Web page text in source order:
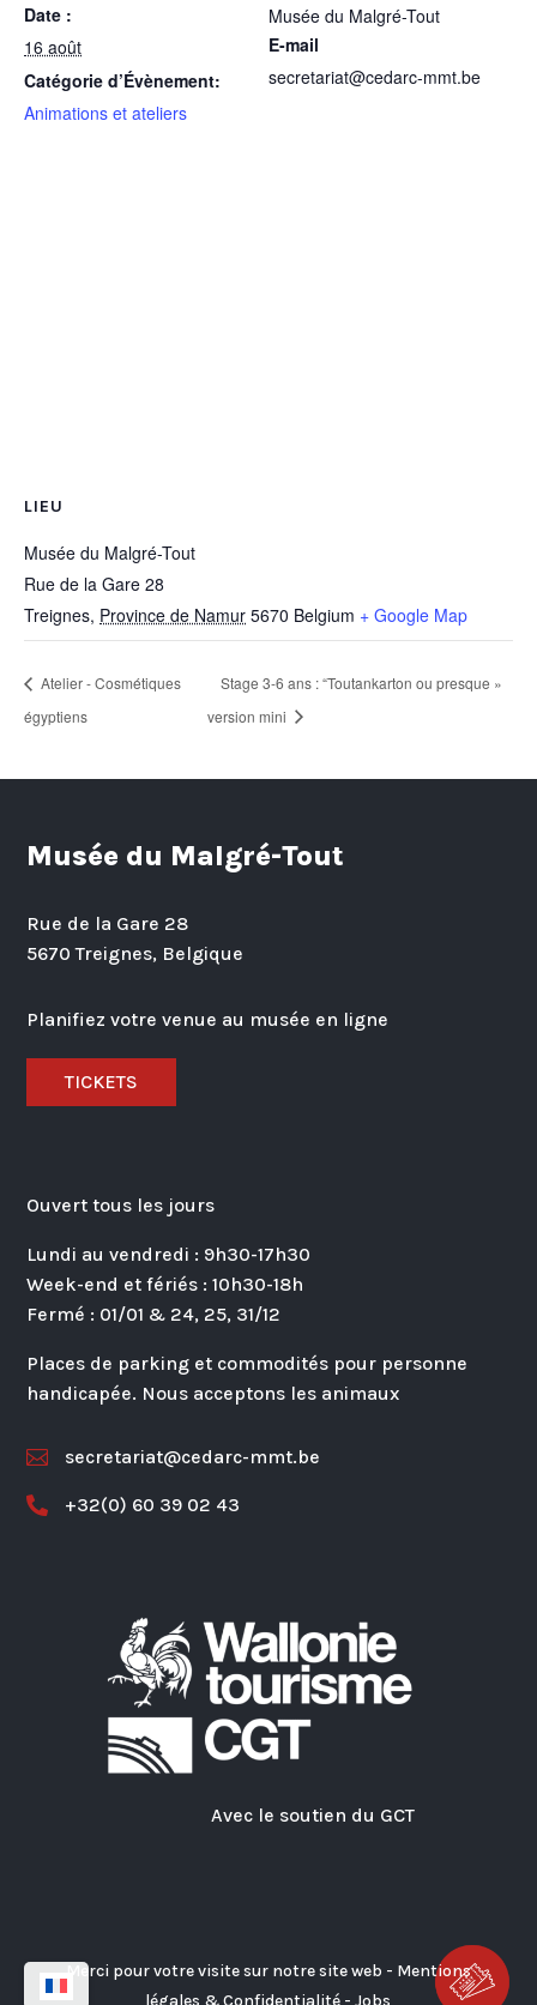
Date :
16 août
Catégorie d’Évènement:
Animations et ateliers
Musée du Malgré-Tout
E-mail
secretariat@cedarc-mmt.be
LIEU
Musée du Malgré-Tout
Rue de la Gare 28
Treignes, Province de Namur 5670 Belgium + Google Map
Atelier - Cosmétiques
égyptiens
Stage 3-6 ans : “Toutankarton ou presque »
version mini
Musée du Malgré-Tout
Rue de la Gare 28
5670 Treignes, Belgique
Planifiez votre venue au musée en ligne
TICKETS
Ouvert tous les jours
Lundi au vendredi : 9h30-17h30
Week-end et fériés : 10h30-18h
Fermé : 01/01 & 24, 25, 31/12
Places de parking et commodités pour personne
handicapée. Nous acceptons les animaux
 secretariat@cedarc-mmt.be
 +32(0) 60 39 02 43
Avec le soutien du GCT
Merci pour votre visite sur notre site web - Mentions
légales & Confidentialité -Jobs